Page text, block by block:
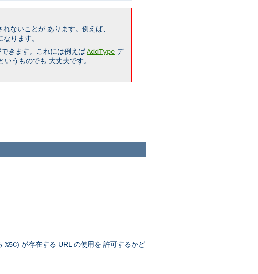
ないことが あります。例えば、
ります。
きます。これには例えばAddType デ
うものでも 大丈夫です。
%5C) が存在する URL の使用を 許可するかど